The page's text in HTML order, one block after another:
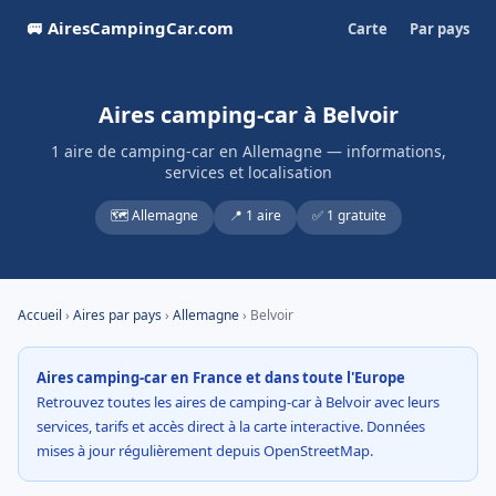
🚐 AiresCampingCar.com Carte Par pays
Aires camping-car à Belvoir
1 aire de camping-car en Allemagne — informations,
services et localisation
🗺️ Allemagne 📍 1 aire ✅ 1 gratuite
Accueil › Aires par pays› Allemagne› Belvoir
Aires camping-car en France et dans toute l'Europe
Retrouvez toutes les aires de camping-car à Belvoir avec leurs
services, tarifs et accès direct à la carte interactive. Données
mises à jour régulièrement depuis OpenStreetMap.